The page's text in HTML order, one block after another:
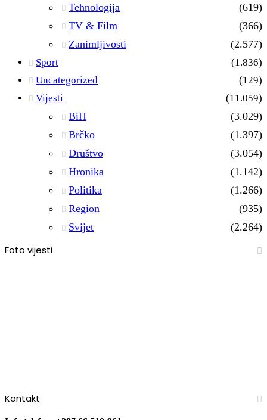
Tehnologija
(619)
TV & Film
(366)
Zanimljivosti
(2.577)
Sport
(1.836)
Uncategorized
(129)
Vijesti
(11.059)
BiH
(3.029)
Brčko
(1.397)
Društvo
(3.054)
Hronika
(1.142)
Politika
(1.266)
Region
(935)
Svijet
(2.264)
Foto vijesti
Kontakt